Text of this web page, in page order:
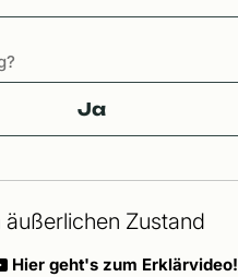
Ja
Zustand
Hier geht's zum Erklärvideo!